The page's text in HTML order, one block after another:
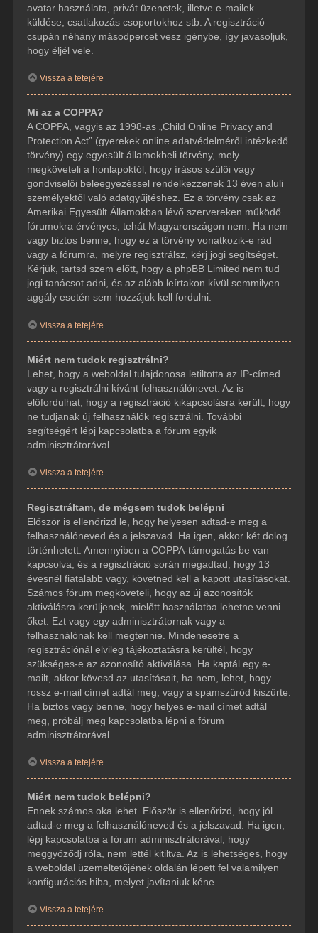
avatar használata, privát üzenetek, illetve e-mailek
küldése, csatlakozás csoportokhoz stb. A regisztráció
csupán néhány másodpercet vesz igénybe, így javasoljuk,
hogy éljél vele.
Vissza a tetejére
Mi az a COPPA?
A COPPA, vagyis az 1998-as „Child Online Privacy and
Protection Act” (gyerekek online adatvédelméről intézkedő
törvény) egy egyesült államokbeli törvény, mely
megköveteli a honlapoktól, hogy írásos szülői vagy
gondviselői beleegyezéssel rendelkezzenek 13 éven aluli
személyektől való adatgyűjtéshez. Ez a törvény csak az
Amerikai Egyesült Államokban lévő szervereken működő
fórumokra érvényes, tehát Magyarországon nem. Ha nem
vagy biztos benne, hogy ez a törvény vonatkozik-e rád
vagy a fórumra, melyre regisztrálsz, kérj jogi segítséget.
Kérjük, tartsd szem előtt, hogy a phpBB Limited nem tud
jogi tanácsot adni, és az alább leírtakon kívül semmilyen
aggály esetén sem hozzájuk kell fordulni.
Vissza a tetejére
Miért nem tudok regisztrálni?
Lehet, hogy a weboldal tulajdonosa letiltotta az IP-címed
vagy a regisztrálni kívánt felhasználónevet. Az is
előfordulhat, hogy a regisztráció kikapcsolásra került, hogy
ne tudjanak új felhasználók regisztrálni. További
segítségért lépj kapcsolatba a fórum egyik
adminisztrátorával.
Vissza a tetejére
Regisztráltam, de mégsem tudok belépni
Először is ellenőrizd le, hogy helyesen adtad-e meg a
felhasználóneved és a jelszavad. Ha igen, akkor két dolog
történhetett. Amennyiben a COPPA-támogatás be van
kapcsolva, és a regisztráció során megadtad, hogy 13
évesnél fiatalabb vagy, követned kell a kapott utasításokat.
Számos fórum megköveteli, hogy az új azonosítók
aktiválásra kerüljenek, mielőtt használatba lehetne venni
őket. Ezt vagy egy adminisztrátornak vagy a
felhasználónak kell megtennie. Mindenesetre a
regisztrációnál elvileg tájékoztatásra kerültél, hogy
szükséges-e az azonosító aktiválása. Ha kaptál egy e-
mailt, akkor kövesd az utasításait, ha nem, lehet, hogy
rossz e-mail címet adtál meg, vagy a spamszűrőd kiszűrte.
Ha biztos vagy benne, hogy helyes e-mail címet adtál
meg, próbálj meg kapcsolatba lépni a fórum
adminisztrátorával.
Vissza a tetejére
Miért nem tudok belépni?
Ennek számos oka lehet. Először is ellenőrizd, hogy jól
adtad-e meg a felhasználóneved és a jelszavad. Ha igen,
lépj kapcsolatba a fórum adminisztrátorával, hogy
meggyőződj róla, nem lettél kitiltva. Az is lehetséges, hogy
a weboldal üzemeltetőjének oldalán lépett fel valamilyen
konfigurációs hiba, melyet javítaniuk kéne.
Vissza a tetejére